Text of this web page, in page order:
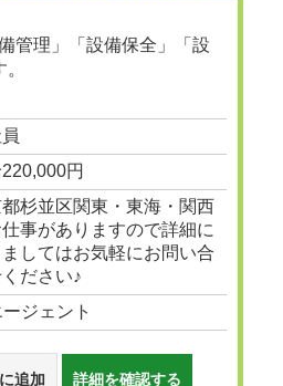
管理」「設備保全」「設
円
杉並区関東・東海・関西
事がありますので詳細に
してはお気軽にお問い合
ださい♪
ジェント
追加 詳細を確認する